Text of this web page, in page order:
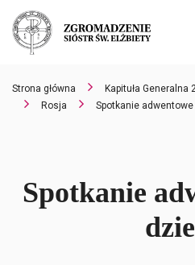
Strona główna Kapituła Generalna
Rosja
Spotkanie
Spotkanie